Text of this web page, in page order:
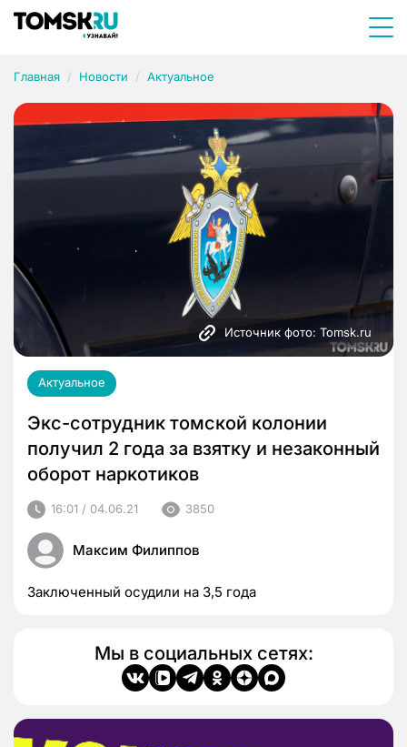
Главная Новости Актуальное
Источник фото: Tomsk.ru
Актуальное
Экс-сотрудник томской колонии
получил 2 года за взятку и незаконный
оборот наркотиков
16:01 / 04.06.21 3850
Максим Филиппов
Заключенный осудили на 3,5 года
Мы в социальных сетях: